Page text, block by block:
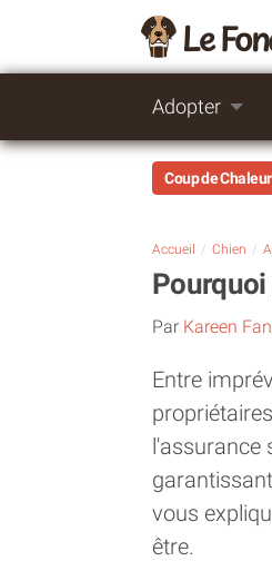
Le
Adopter
Coup de Chaleur
Accueil Chien
Pourquoi
Par Kareen
Entre
l'assurance
vous
être.